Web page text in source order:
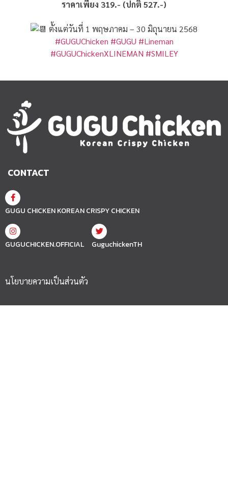
ราคาเพียง 319.- (ปกติ 527.-)
ตั้งแต่วันที่ 1 พฤษภาคม – 30 มิถุนายน 2568
#GUGUChicken #GUGU #Lineman
#GUGUChickenXLINEMAN #SMILEY
CONTACT
GUGU CHICKEN KOREAN CRISPY CHICKEN
GUGUCHICKEN.OFFICIAL GuguchickenTH
นโยบายความเป็นส่วนตัว